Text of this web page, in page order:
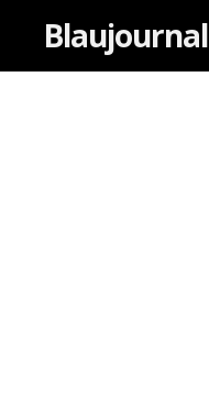
Blaujournal